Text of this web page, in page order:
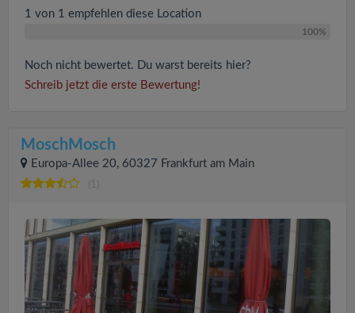
1 von 1 empfehlen diese Location
100%
Noch nicht bewertet. Du warst bereits hier?
Schreib jetzt die erste Bewertung!
MoschMosch
Europa-Allee 20, 60327 Frankfurt am Main